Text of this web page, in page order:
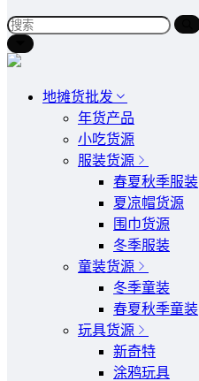
地摊货批发
年货产品
小吃货源
服装货源
春夏秋季服装
夏凉帽货源
围巾货源
冬季服装
童装货源
冬季童装
春夏秋季童装
玩具货源
新奇特
涂鸦玩具